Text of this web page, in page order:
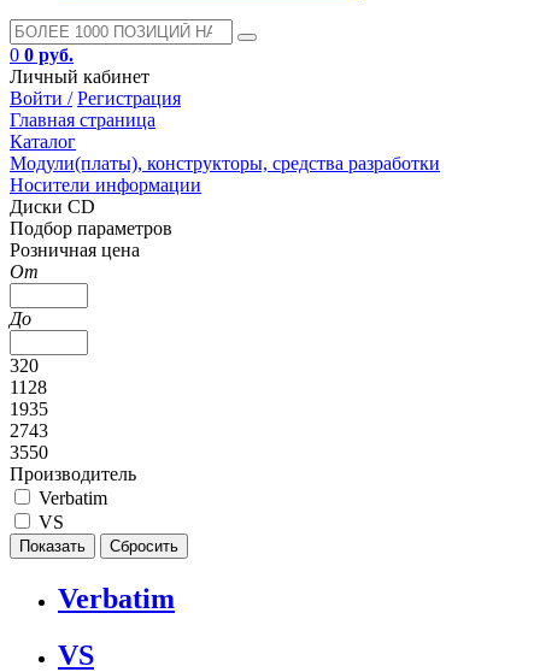
0 0 руб.
Личный кабинет
Войти / Регистрация
Главная страница
Каталог
Модули(платы), конструкторы, средства разработки
Носители информации
Диски CD
Подбор параметров
Розничная цена
От
До
320
1128
1935
2743
3550
Производитель
Verbatim
VS
Verbatim
VS